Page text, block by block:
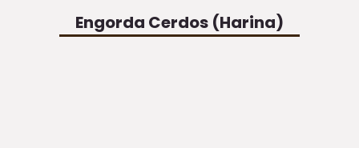
Engorda Cerdos (Harina)